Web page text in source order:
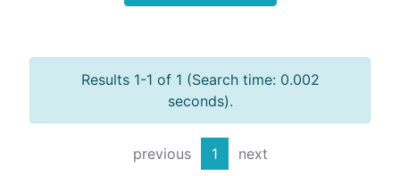
Results 1-1 of 1 (Search time: 0.002
seconds).
previous 1 next